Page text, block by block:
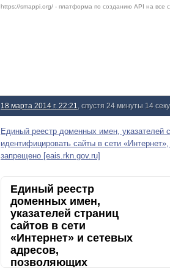
https://smappi.org/ - платформа по созданию API на все
18 марта 2014 г. 22:21 , спустя 24 минуты 14
Единый реестр доменных имен, указателей
идентифицировать сайты в сети
запрещено [eais.rkn.gov.ru]
Единый реестр
доменных имен,
указателей страниц
сайтов в сети
«Интернет» и сетевых
адресов,
позволяющих